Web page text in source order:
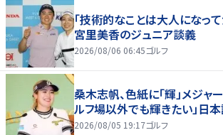
「技術的なことは大人になっ
宮里美香のジュニア談義
2026/08/06 06:45ゴルフ
桑木志帆、色紙に「輝」メジャ
ルフ場以外でも輝きたい」日
2026/08/05 19:17ゴルフ